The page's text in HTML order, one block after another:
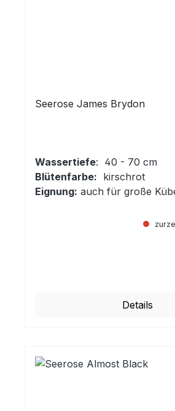
Seerose James Brydon
Wassertiefe: 40 - 70 cm
Blütenfarbe: kirschrot
Eignung: auch für große
Details